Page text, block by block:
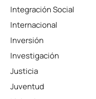
Integración Social
Internacional
Inversión
Investigación
Justicia
Juventud